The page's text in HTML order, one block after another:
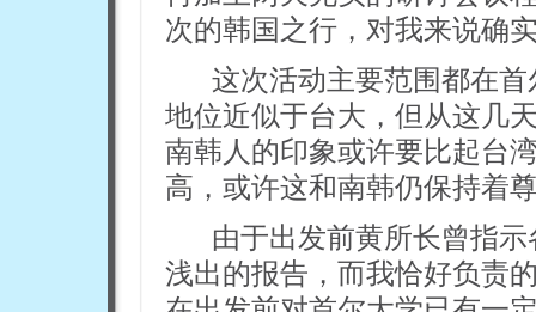
次的韩国之行，对我来说确
这次活动主要范围都在
地位近似于台大，但从这几
南韩人的印象或许要比起台
高，或许这和南韩仍保持着
由于出发前黄所长曾指
浅出的报告，而我恰好负责